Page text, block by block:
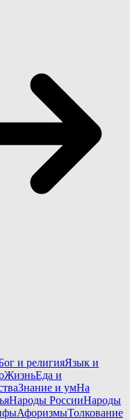
и религияЯзык и
ЖизньЕда и
Знание и умНа
Народы РоссииНароды
АфоризмыТолкование